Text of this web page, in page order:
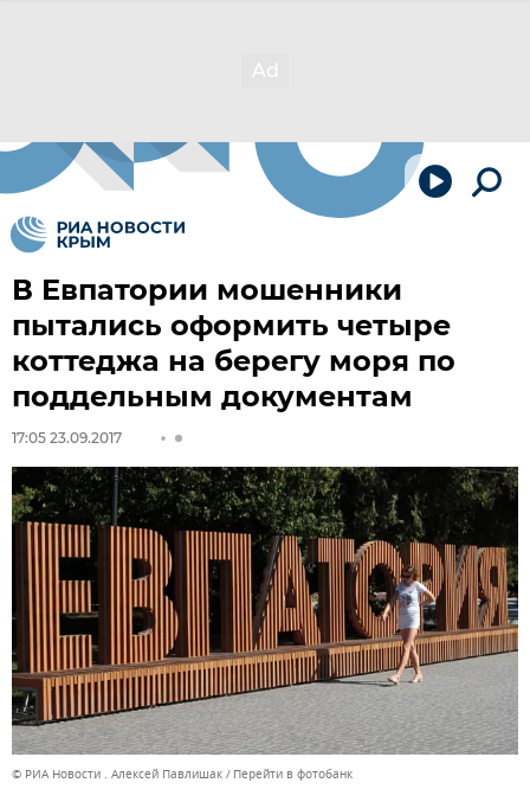
В Евпатории мошенники
пытались оформить четыре
коттеджа на берегу моря по
поддельным документам
17:05 23.09.2017
© РИА Новости . Алексей Павлишак Перейти в фотобанк